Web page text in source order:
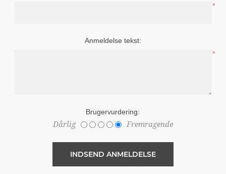
*
Anmeldelse tekst:
*
Brugervurdering:
Dårlig Fremragende